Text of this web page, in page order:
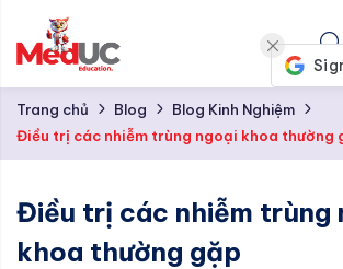
Trang chủ Blog
Blog Kinh Nghiệm
Điều trị các nhiễm trùng ngoại khoa thường
Điều trị các nhiễm trùng
khoa thường gặp